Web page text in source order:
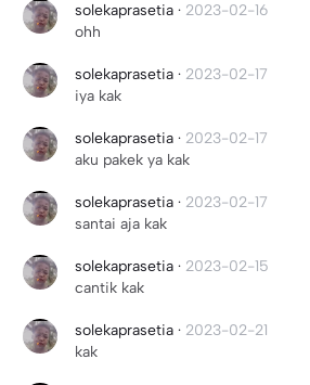
solekaprasetia · 2023-02-16
ohh
solekaprasetia · 2023-02-17
iya kak
solekaprasetia · 2023-02-17
aku pakek ya kak
solekaprasetia · 2023-02-17
santai aja kak
solekaprasetia · 2023-02-15
cantik kak
solekaprasetia · 2023-02-21
kak